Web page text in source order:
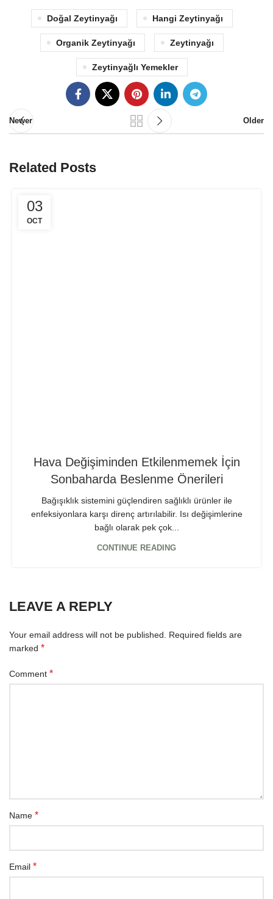
Doğal Zeytinyağı Hangi Zeytinyağı
Organik Zeytinyağı Zeytinyağı
Zeytinyağlı Yemekler
Newer Older
Related Posts
03
OCT
Hava Değişiminden Etkilenmemek İçin
Sonbaharda Beslenme Önerileri
Bağışıklık sistemini güçlendiren sağlıklı ürünler ile
enfeksiyonlara karşı direnç artırılabilir. Isı değişimlerine
bağlı olarak pek çok...
CONTINUE READING
LEAVE A REPLY
Your email address will not be published.
Required fields are
marked *
Comment *
Name *
Email *